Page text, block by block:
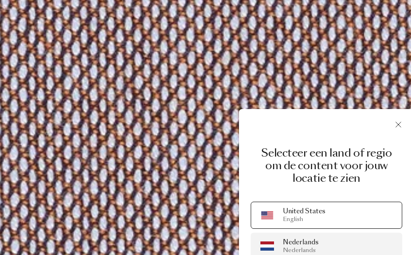
Selecteer een land of regio
om de content voor jouw
locatie te zien
United States
English
Nederlands
Nederlands